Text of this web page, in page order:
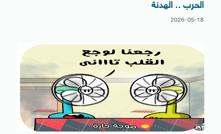
الحرب .. الهدنة
2026-05-18